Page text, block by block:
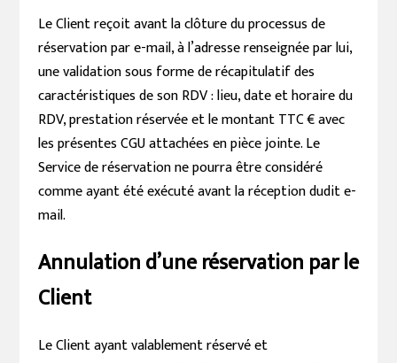
Le Client reçoit avant la clôture du processus de
réservation par e-mail, à l’adresse renseignée par lui,
une validation sous forme de récapitulatif des
caractéristiques de son RDV : lieu, date et horaire du
RDV, prestation réservée et le montant TTC € avec
les présentes CGU attachées en pièce jointe. Le
Service de réservation ne pourra être considéré
comme ayant été exécuté avant la réception dudit e-
mail.
Annulation d’une réservation par le
Client
Le Client ayant valablement réservé et